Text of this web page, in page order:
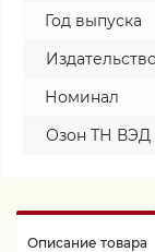
Год выпуска
Номинал
Озон ТН ВЭД
Описание товара